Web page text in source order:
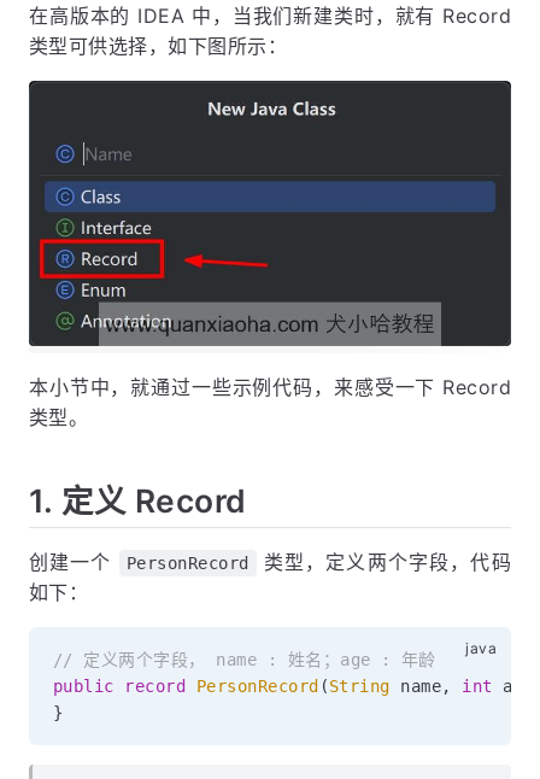
在高版本的 IDEA 中，当我们新建类时，就有 Record
类型可供选择，如下图所示：
本小节中，就通过一些示例代码，来感受一下 Record
类型。
1. 定义 Record
创建一个 PersonRecord
类型，定义两个字段，代码
如下：
// 定义两个字段， name : 姓名；age : 年龄
public
record PersonRecord (String name, int age
}